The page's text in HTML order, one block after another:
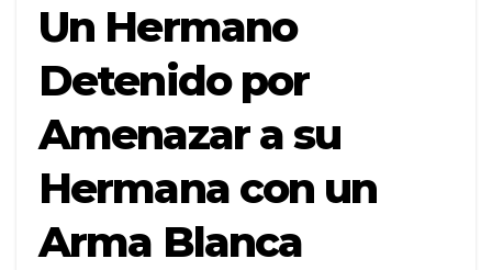
Un Hermano
Detenido por
Amenazar a su
Hermana con un
Arma Blanca